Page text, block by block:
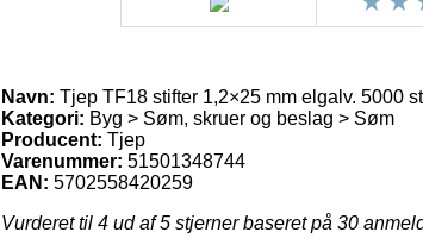
Navn: Tjep TF18 stifter 1,2×25 mm elgalv. 5000
Kategori: Byg > Søm, skruer og beslag > Søm
Producent: Tjep
Varenummer: 51501348744
EAN: 5702558420259
Vurderet til 4 ud af 5 stjerner baseret på 30